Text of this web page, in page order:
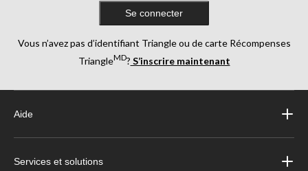
Se connecter
Vous n’avez pas d’identifiant Triangle ou de carte Récompenses
TriangleMD? S’inscrire maintenant
Aide
Services et solutions